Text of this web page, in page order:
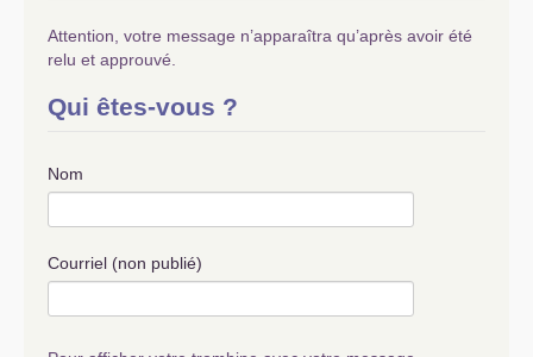
l’école. Le recrutement de milliers de personnels
et enseignants est une revendication essentielle.
Attention, votre message n’apparaîtra qu’après avoir été
relu et approuvé.
Qui êtes-vous ?
Nom
Courriel (non publié)